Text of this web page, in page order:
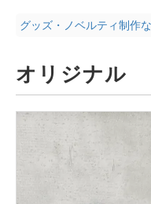
グッズ・ノベルティ制作
オリジナル